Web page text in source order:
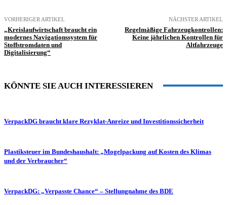
VORHERIGER ARTIKEL
„Kreislaufwirtschaft braucht ein
modernes Navigationssystem für
Stoffstromdaten und
Digitalisierung“
NÄCHSTER ARTIKEL
Regelmäßige Fahrzeugkontrollen:
Keine jährlichen Kontrollen für
Altfahrzeuge
KÖNNTE SIE AUCH INTERESSIEREN
VerpackDG braucht klare Rezyklat-Anreize und Investitionssicherheit
Plastiksteuer im Bundeshaushalt: „Mogelpackung auf Kosten des Klimas
und der Verbraucher“
VerpackDG: „Verpasste Chance“ – Stellungnahme des BDE